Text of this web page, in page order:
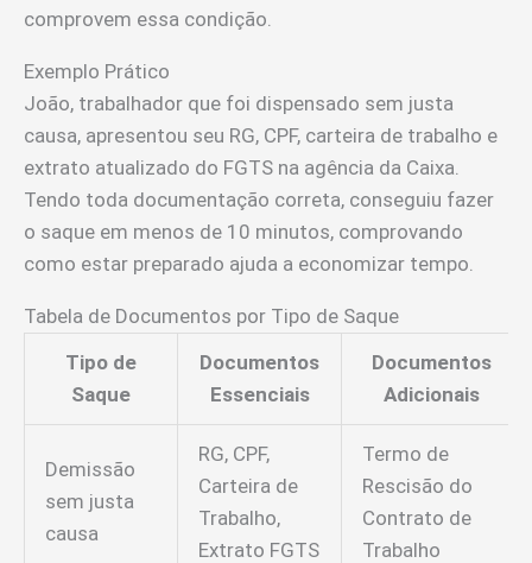
comprovem essa condição.
Exemplo Prático
João, trabalhador que foi dispensado sem justa
causa, apresentou seu RG, CPF, carteira de trabalho e
extrato atualizado do FGTS na agência da Caixa.
Tendo toda documentação correta, conseguiu fazer
o saque em menos de 10 minutos, comprovando
como estar preparado ajuda a economizar tempo.
Tabela de Documentos por Tipo de Saque
Tipo de
Saque
Documentos
Essenciais
Documentos
Adicionais
Demissão
sem justa
causa
RG, CPF,
Carteira de
Trabalho,
Extrato FGTS
Termo de
Rescisão do
Contrato de
Trabalho